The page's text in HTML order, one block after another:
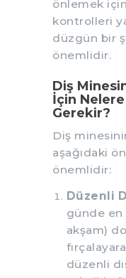
önlemek
kontrolleri
düzgün bir
önemlidir.
Diş
İçin
Gerekir?
Diş
aşağıdaki
önemlidir:
Düzenli
günde en
akşam)
düzenli